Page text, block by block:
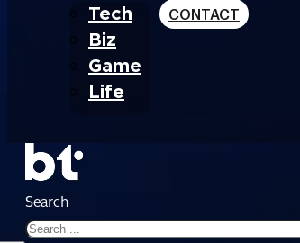
Tech
Biz
Game
Life
CONTACT
Search